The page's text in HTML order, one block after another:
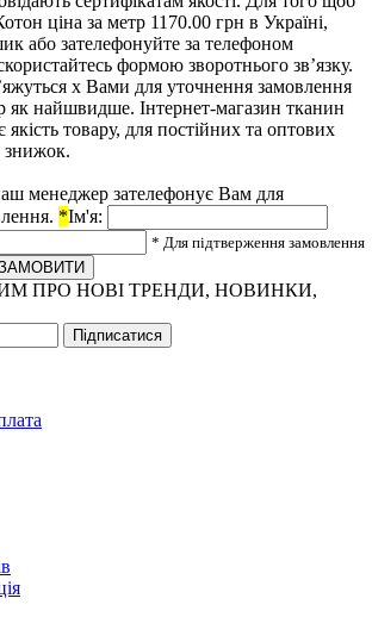
ціна за метр 1170.00 грн в Україні,
або зателефонуйте за телефоном
формою зворотнього зв’язку.
х Вами для уточнення замовлення
як найшвидше. Інтернет-магазин тканин
товару, для постійних та оптових
знижок.
менеджер зателефонує Вам для
*Ім'я:
* Для підтверження замовлення
ПРО НОВІ ТРЕНДИ, НОВИНКИ,